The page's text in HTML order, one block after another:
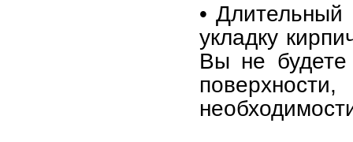
•
укладку
Вы не будете